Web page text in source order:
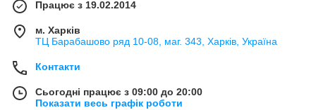
Працює з 19.02.2014
м. Харків
ТЦ Барабашово ряд 10-08, маг. 343, Харків, Україна
Контакти
Сьогодні працює з 09:00 до 20:00
Показати весь графік роботи